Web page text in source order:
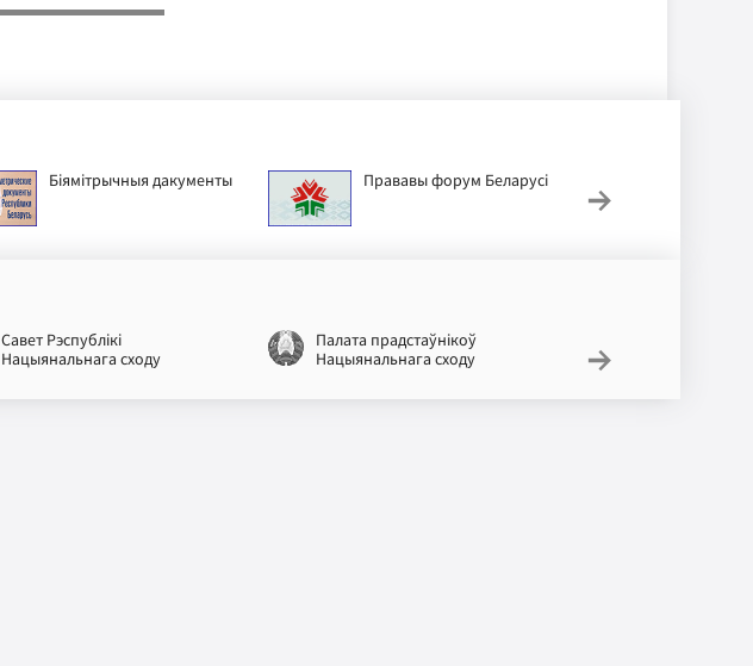
Біямітрычныя дакументы Прававы форум Беларусі
Савет Рэспублікі
Нацыянальнага сходу
Палата прадстаўнікоў
Нацыянальнага сходу